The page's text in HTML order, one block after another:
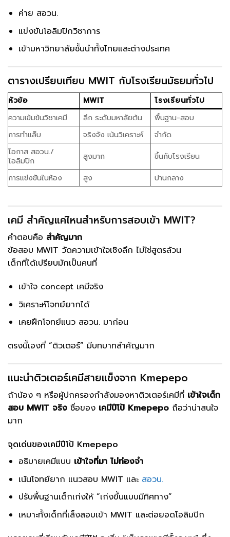
ค่าย สอวน.
แข่งขันโอลิมปิกวิชาการ
เข้ามหาวิทยาลัยชั้นนำทั้งไทยและต่างประเทศ
ตารางเปรียบเทียบ MWIT กับโรงเรียนมัธยมทั่วไป
หัวข้อ MWIT
โรงเรียนทั่วไป
ความเข้มข้นวิชาเคมี
ลึก ระดับมหาลัยต้น
พื้นฐาน-สอบ
การทำแล็บ
จริงจัง เน้นวิเคราะห์
จำกัด
โอกาส สอวน./
โอลิมปิก
สูงมาก
ขึ้นกับโรงเรียน
การแข่งขันในห้อง
สูง ปานกลาง
เคมี สำคัญแค่ไหนสำหรับการสอบเข้า MWIT?
คำตอบคือ สำคัญมาก
ข้อสอบ MWIT วัดความเข้าใจเชิงลึก ไม่ใช่สูตรล้วน
เด็กที่ได้เปรียบมักเป็นคนที่
เข้าใจ concept เคมีจริง
วิเคราะห์โจทย์ยากได้
เคยฝึกโจทย์แนว สอวน. มาก่อน
ตรงนี้เองที่ “ติวเตอร์” มีบทบาทสำคัญมาก
แนะนำติวเตอร์เคมีสายแข็งจาก Kmepepo
ถ้าน้อง ๆ หรือผู้ปกครองกำลังมองหาติวเตอร์เคมีที่ เข้าใจเด็ก
สอบ MWIT จริง ชื่อของ เคมีปีโป้ Kmepepo ถือว่าน่าสนใจ
มาก
จุดเด่นของเคมีปีโป้ Kmepepo
อธิบายเคมีแบบ เข้าใจที่มา ไม่ท่องจำ
เน้นโจทย์ยาก แนวสอบ MWIT และ สอวน.
ปรับพื้นฐานเด็กเก่งให้ “เก่งขึ้นแบบมีทิศทาง”
เหมาะทั้งเด็กที่เล็งสอบเข้า MWIT และต่อยอดโอลิมปิก